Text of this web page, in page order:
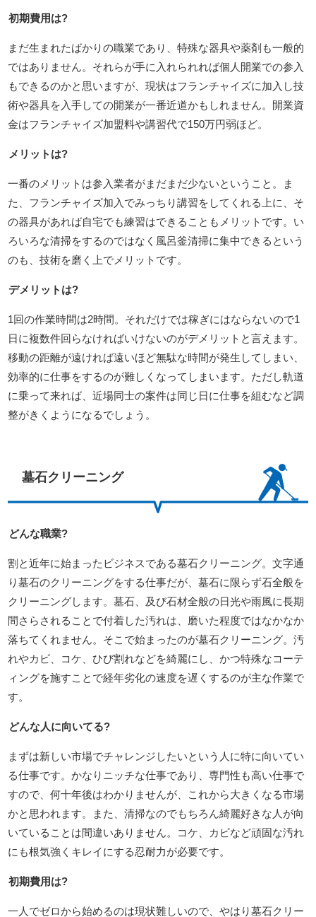
初期費用は?
まだ生まれたばかりの職業であり、特殊な器具や薬剤も一般的
ではありません。それらが手に入れられれば個人開業での参入
もできるのかと思いますが、現状はフランチャイズに加入し技
術や器具を入手しての開業が一番近道かもしれません。開業資
金はフランチャイズ加盟料や講習代で150万円弱ほど。
メリットは?
一番のメリットは参入業者がまだまだ少ないということ。ま
た、フランチャイズ加入でみっちり講習をしてくれる上に、そ
の器具があれば自宅でも練習はできることもメリットです。い
ろいろな清掃をするのではなく風呂釜清掃に集中できるという
のも、技術を磨く上でメリットです。
デメリットは?
1回の作業時間は2時間。それだけでは稼ぎにはならないので1
日に複数件回らなければいけないのがデメリットと言えます。
移動の距離が遠ければ遠いほど無駄な時間が発生してしまい、
効率的に仕事をするのが難しくなってしまいます。ただし軌道
に乗って来れば、近場同士の案件は同じ日に仕事を組むなど調
整がきくようになるでしょう。
墓石クリーニング
どんな職業?
割と近年に始まったビジネスである墓石クリーニング。文字通
り墓石のクリーニングをする仕事だが、墓石に限らず石全般を
クリーニングします。墓石、及び石材全般の日光や雨風に長期
間さらされることで付着した汚れは、磨いた程度ではなかなか
落ちてくれません。そこで始まったのが墓石クリーニング。汚
れやカビ、コケ、ひび割れなどを綺麗にし、かつ特殊なコーテ
ィングを施すことで経年劣化の速度を遅くするのが主な作業で
す。
どんな人に向いてる?
まずは新しい市場でチャレンジしたいという人に特に向いてい
る仕事です。かなりニッチな仕事であり、専門性も高い仕事で
すので、何十年後はわかりませんが、これから大きくなる市場
かと思われます。また、清掃なのでもちろん綺麗好きな人が向
いていることは間違いありません。コケ、カビなど頑固な汚れ
にも根気強くキレイにする忍耐力が必要です。
初期費用は?
一人でゼロから始めるのは現状難しいので、やはり墓石クリー